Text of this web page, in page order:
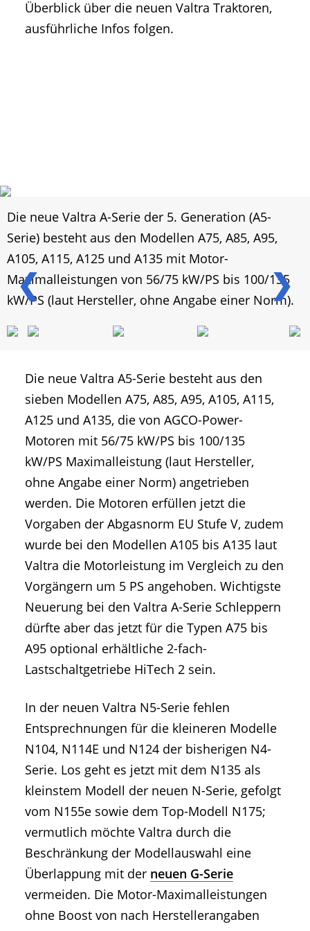
Überblick über die neuen Valtra Traktoren,
ausführliche Infos folgen.
❮ ❯
Die neue Valtra A-Serie der 5. Generation (A5-
Serie) besteht aus den Modellen A75, A85, A95,
A105, A115, A125 und A135 mit Motor-
Maximalleistungen von 56/75 kW/PS bis 100/135
kW/PS (laut Hersteller, ohne Angabe einer Norm).
Die neue Valtra A5-Serie besteht aus den
sieben Modellen A75, A85, A95, A105, A115,
A125 und A135, die von AGCO-Power-
Motoren mit 56/75 kW/PS bis 100/135
kW/PS Maximalleistung (laut Hersteller,
ohne Angabe einer Norm) angetrieben
werden. Die Motoren erfüllen jetzt die
Vorgaben der Abgasnorm EU Stufe V, zudem
wurde bei den Modellen A105 bis A135 laut
Valtra die Motorleistung im Vergleich zu den
Vorgängern um 5 PS angehoben. Wichtigste
Neuerung bei den Valtra A-Serie Schleppern
dürfte aber das jetzt für die Typen A75 bis
A95 optional erhältliche 2-fach-
Lastschaltgetriebe HiTech 2 sein.
In der neuen Valtra N5-Serie fehlen
Entsprechnungen für die kleineren Modelle
N104, N114E und N124 der bisherigen N4-
Serie. Los geht es jetzt mit dem N135 als
kleinstem Modell der neuen N-Serie, gefolgt
vom N155e sowie dem Top-Modell N175;
vermutlich möchte Valtra durch die
Beschränkung der Modellauswahl eine
Überlappung mit der neuen G-Serie
vermeiden. Die Motor-Maximalleistungen
ohne Boost von nach Herstellerangaben